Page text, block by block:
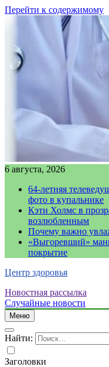
Перейти к содержимому
6 августа, 2026
64-летняя
фото в купальнике
Кэти Холмс в
возлюбленным
Почему важно
«Выгоревший»
покрытие
Центр здоровья
Новостная рассылка
Случайные новости
Меню
Найти:
Заголовки